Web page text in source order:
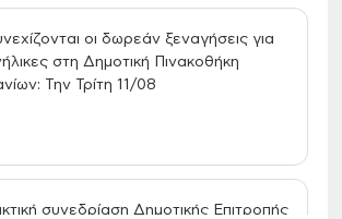
οι δωρεάν ξεναγήσεις για
στη Δημοτική Πινακοθήκη
Την Τρίτη 11/08
συνεδρίαση Δημοτικής Επιτροπής